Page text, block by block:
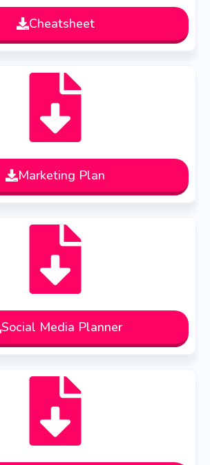
Cheatsheet
Marketing Plan
Social Media Planner